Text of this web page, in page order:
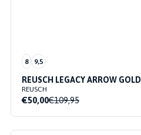
8 9,5
REUSCH LEGACY ARROW
REUSCH
€50,00€109,95